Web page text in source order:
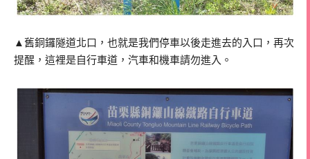
▲舊銅鑼隧道北口，也就是我們停車以後走進去的入口，再次
提醒，這裡是自行車道，汽車和機車請勿進入。